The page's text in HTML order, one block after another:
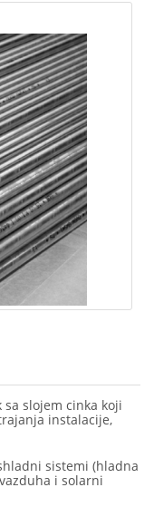
slojem cinka koji
instalacije,
sistemi (hladna
i solarni